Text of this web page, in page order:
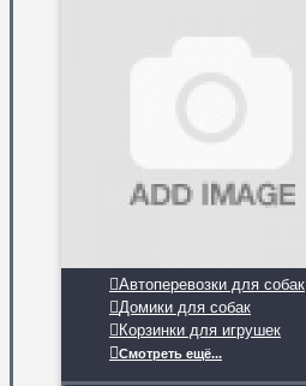
Автоперевозки для собак
Домики для собак
Корзинки для игрушек
Смотреть ещё...